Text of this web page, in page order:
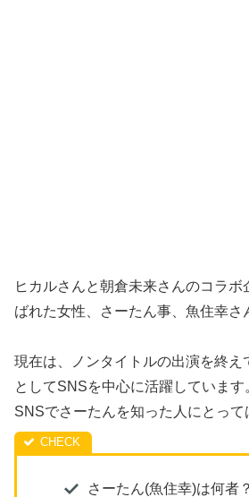
ヒカルさんと朝倉未来さんのコラ
ばれた女性、さーたん事、魚住幸さ
現在は、ノンタイトルの出演を終え
としてSNSを中心に活躍しています
SNSでさーたんを知った人にとって
さーたん(魚住幸)は何者